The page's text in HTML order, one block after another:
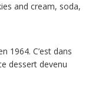
and cream, soda,
1964. C’est dans
dessert devenu